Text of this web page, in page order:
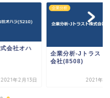
会社オハ
2021年2月13日
企業分析
企業分析-Jトラスト
会社(8508)
2021年5